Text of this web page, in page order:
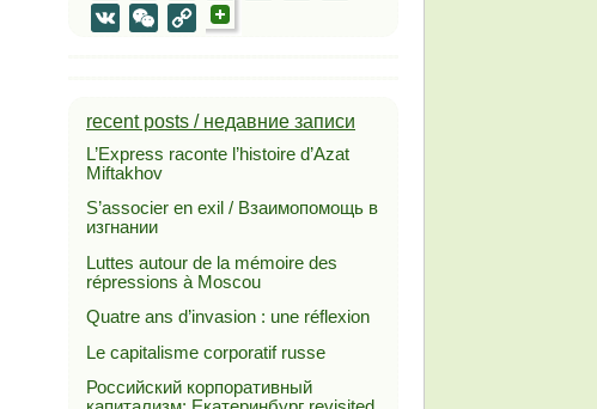
VK
WeChat
Copy
recent posts / недавние записи
L’Express raconte l’histoire d’Azat
Miftakhov
S’associer en exil / Взаимопомощь в
изгнании
Luttes autour de la mémoire des
répressions à Moscou
Quatre ans d’invasion : une réflexion
Le capitalisme corporatif russe
Российский корпоративный